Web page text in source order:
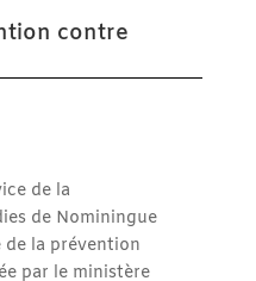
contre
de la
de Nominingue
de la prévention
par le ministère